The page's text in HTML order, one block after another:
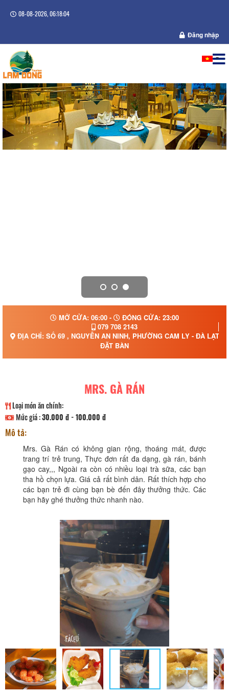
08-08-2026, 06:18:05
Đăng nhập
MỞ CỬA: 06:00 -
ĐÓNG CỬA: 23:00
079 708 2143
ĐỊA CHỈ: SỐ 69 , NGUYỄN AN NINH, PHƯỜNG CAM LY - ĐÀ LẠT,
ĐẶT BÀN
MRS. GÀ RÁN
Loại món ăn chính:
Mức giá :30.000 đ - 100.000 đ
Mô tả:
Mrs. Gà Rán có không gian rộng, thoáng mát, được
trang trí trẻ trung, Thực đơn rất đa dạng, gà rán, bánh
gạo cay,,, Ngoài ra còn có nhiều loại trà sữa, các bạn
tha hồ chọn lựa. Giá cả rất bình dân. Rất thích hợp cho
các bạn trẻ đi cùng bạn bè đến đây thưởng thức. Các
bạn hãy ghé thưởng thức nhanh nào.